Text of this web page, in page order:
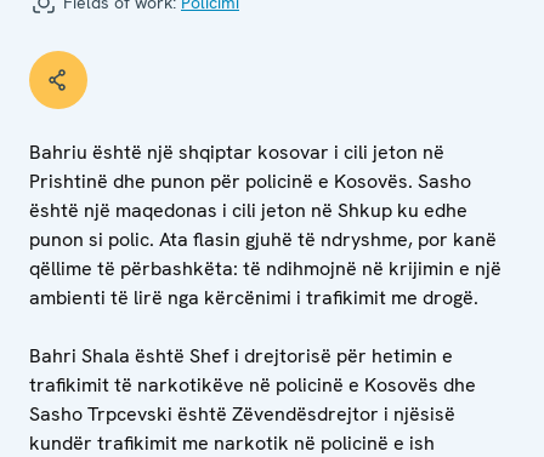
Bahriu është një shqiptar kosovar i cili jeton në
Prishtinë dhe punon për policinë e Kosovës. Sasho
është një maqedonas i cili jeton në Shkup ku edhe
punon si polic. Ata flasin gjuhë të ndryshme, por kanë
qëllime të përbashkëta: të ndihmojnë në krijimin e një
ambienti të lirë nga kërcënimi i trafikimit me drogë.
Bahri Shala është Shef i drejtorisë për hetimin e
trafikimit të narkotikëve në policinë e Kosovës dhe
Sasho Trpcevski është Zëvendësdrejtor i njësisë
kundër trafikimit me narkotik në policinë e ish